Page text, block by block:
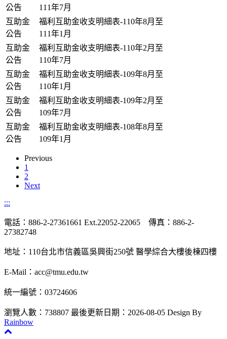
公告
111年7月
互助金
公告
福利互助金收支明細表-110年8月至
111年1月
互助金
公告
福利互助金收支明細表-110年2月至
110年7月
互助金
公告
福利互助金收支明細表-109年8月至
110年1月
互助金
公告
福利互助金收支明細表-109年2月至
109年7月
互助金
公告
福利互助金收支明細表-108年8月至
109年1月
Previous
1
2
Next
:::
電話：886-2-27361661 Ext.22052-22065 傳真：886-2-
27382748
地址：110台北市信義區吳興街250號 醫學綜合大樓後棟四樓
E-Mail：acc@tmu.edu.tw
統一編號：03724606
瀏覽人數：738807 最後更新日期：2026-08-05 Design By
Rainbow